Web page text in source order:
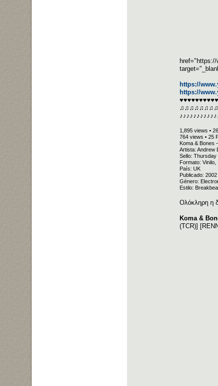
https://
https://
1,895 views •
764 views • 25
Koma & Bones
Artista: Andrew
Sello:
Formato: Vinilo,
País: UK
Publicado: 2002
Género:
Estilo:
Ολόκληρη η
Koma &
(TCR)]